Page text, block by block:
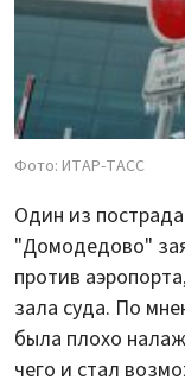
Фото: ИТАР-ТАСС
Один из
"Домодедово"
против
зала суда. По
была плохо
чего и стал